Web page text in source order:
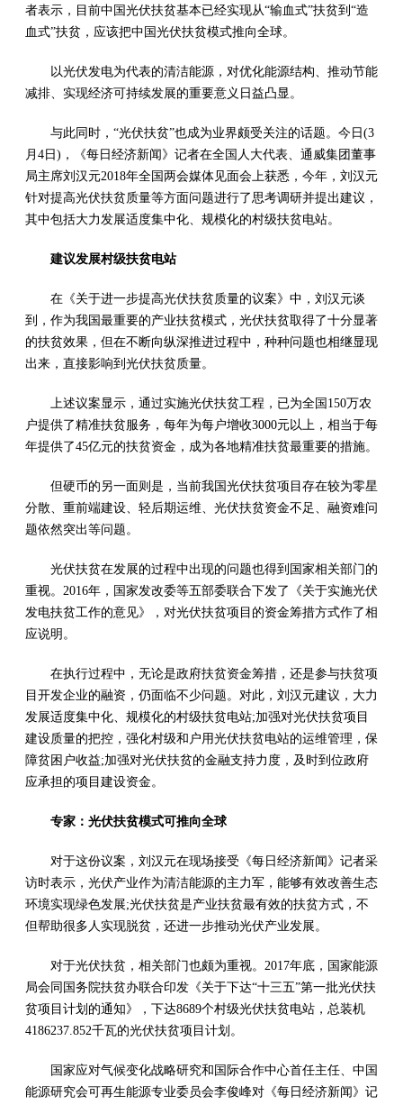
者表示，目前中国光伏扶贫基本已经实现从“输血式”扶贫到“造
血式”扶贫，应该把中国光伏扶贫模式推向全球。
以光伏发电为代表的清洁能源，对优化能源结构、推动节能
减排、实现经济可持续发展的重要意义日益凸显。
与此同时，“光伏扶贫”也成为业界颇受关注的话题。今日(3
月4日)，《每日经济新闻》记者在全国人大代表、通威集团董事
局主席刘汉元2018年全国两会媒体见面会上获悉，今年，刘汉元
针对提高光伏扶贫质量等方面问题进行了思考调研并提出建议，
其中包括大力发展适度集中化、规模化的村级扶贫电站。
建议发展村级扶贫电站
在《关于进一步提高光伏扶贫质量的议案》中，刘汉元谈
到，作为我国最重要的产业扶贫模式，光伏扶贫取得了十分显著
的扶贫效果，但在不断向纵深推进过程中，种种问题也相继显现
出来，直接影响到光伏扶贫质量。
上述议案显示，通过实施光伏扶贫工程，已为全国150万农
户提供了精准扶贫服务，每年为每户增收3000元以上，相当于每
年提供了45亿元的扶贫资金，成为各地精准扶贫最重要的措施。
但硬币的另一面则是，当前我国光伏扶贫项目存在较为零星
分散、重前端建设、轻后期运维、光伏扶贫资金不足、融资难问
题依然突出等问题。
光伏扶贫在发展的过程中出现的问题也得到国家相关部门的
重视。2016年，国家发改委等五部委联合下发了《关于实施光伏
发电扶贫工作的意见》，对光伏扶贫项目的资金筹措方式作了相
应说明。
在执行过程中，无论是政府扶贫资金筹措，还是参与扶贫项
目开发企业的融资，仍面临不少问题。对此，刘汉元建议，大力
发展适度集中化、规模化的村级扶贫电站;加强对光伏扶贫项目
建设质量的把控，强化村级和户用光伏扶贫电站的运维管理，保
障贫困户收益;加强对光伏扶贫的金融支持力度，及时到位政府
应承担的项目建设资金。
专家：光伏扶贫模式可推向全球
对于这份议案，刘汉元在现场接受《每日经济新闻》记者采
访时表示，光伏产业作为清洁能源的主力军，能够有效改善生态
环境实现绿色发展;光伏扶贫是产业扶贫最有效的扶贫方式，不
但帮助很多人实现脱贫，还进一步推动光伏产业发展。
对于光伏扶贫，相关部门也颇为重视。2017年底，国家能源
局会同国务院扶贫办联合印发《关于下达“十三五”第一批光伏扶
贫项目计划的通知》，下达8689个村级光伏扶贫电站，总装机
4186237.852千瓦的光伏扶贫项目计划。
国家应对气候变化战略研究和国际合作中心首任主任、中国
能源研究会可再生能源专业委员会李俊峰对《每日经济新闻》记